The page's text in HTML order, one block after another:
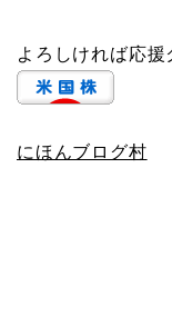
よろしければ応援
にほんブログ村